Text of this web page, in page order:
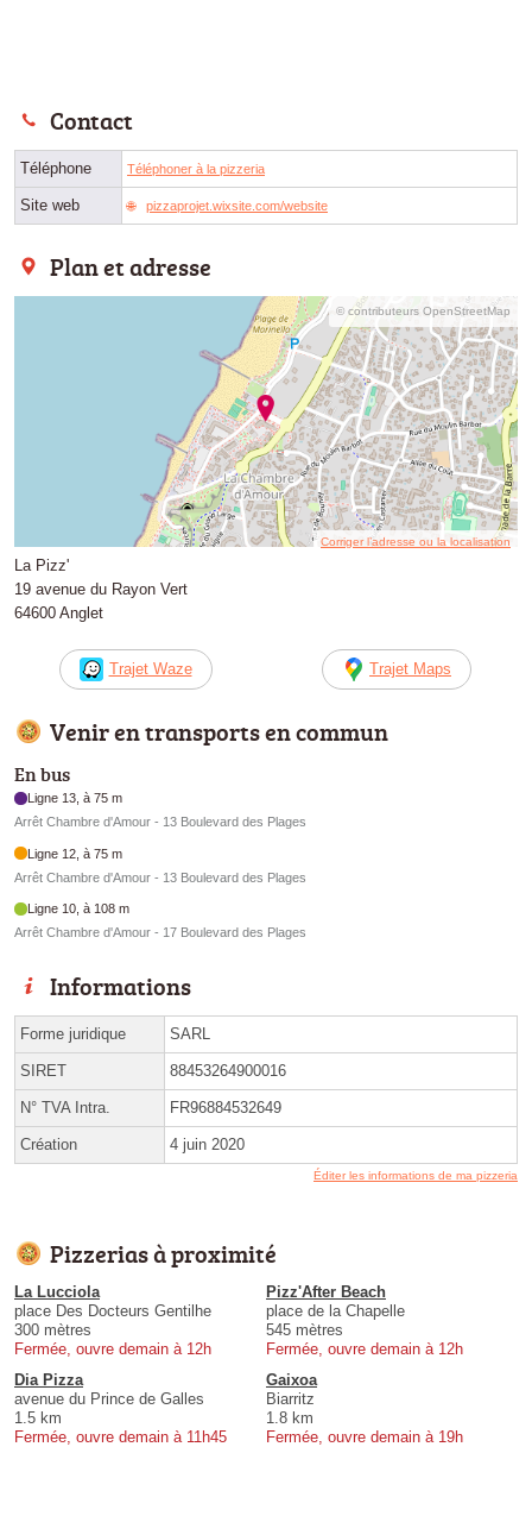
Contact
Téléphone Téléphoner à la pizzeria
Site web pizzaprojet.wixsite.com/website
Plan et adresse
© contributeurs OpenStreetMap
Corriger l’adresse ou la localisation
La Pizz'
19 avenue du Rayon Vert
64600 Anglet
Trajet Waze Trajet Maps
Venir en transports en commun
En bus
Ligne 13, à 75 m
Arrêt Chambre d'Amour - 13 Boulevard des Plages
Ligne 12, à 75 m
Arrêt Chambre d'Amour - 13 Boulevard des Plages
Ligne 10, à 108 m
Arrêt Chambre d'Amour - 17 Boulevard des Plages
Informations
Forme juridique SARL
SIRET 88453264900016
N° TVA Intra. FR96884532649
Création 4 juin 2020
Éditer les informations de ma pizzeria
Pizzerias à proximité
La Lucciola
place Des Docteurs Gentilhe
300 mètres
Fermée, ouvre demain à 12h
Pizz'After Beach
place de la Chapelle
545 mètres
Fermée, ouvre demain à 12h
Dia Pizza
avenue du Prince de Galles
1.5 km
Fermée, ouvre demain à 11h45
Gaixoa
Biarritz
1.8 km
Fermée, ouvre demain à 19h